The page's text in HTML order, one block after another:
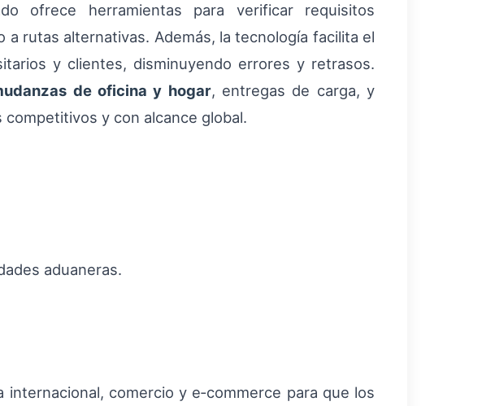
ofrece herramientas para verificar requisitos
rutas alternativas. Además, la tecnología facilita el
y clientes, disminuyendo errores y retrasos.
de oficina y hogar, entregas de carga, y
y con alcance global.
aduaneras.
comercio y e‑commerce para que los